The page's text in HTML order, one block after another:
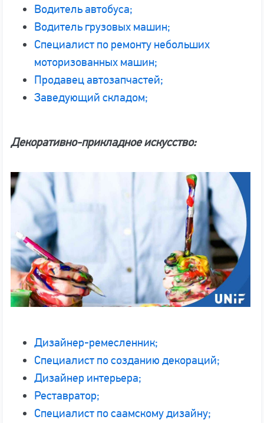
Водитель автобуса;
Водитель грузовых машин;
Специалист по ремонту небольших
моторизованных машин;
Продавец автозапчастей;
Заведующий складом;
Декоративно-прикладное искусство:
Дизайнер-ремесленник;
Специалист по созданию декораций;
Дизайнер интерьера;
Реставратор;
Специалист по саамскому дизайну;